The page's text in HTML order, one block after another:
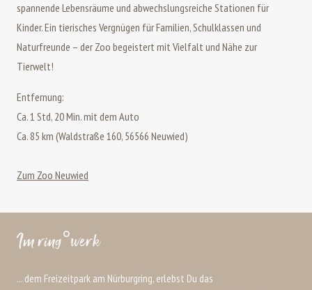
spannende Lebensräume und abwechslungsreiche Stationen für
Kinder. Ein tierisches Vergnügen für Familien, Schulklassen und
Naturfreunde – der Zoo begeistert mit Vielfalt und Nähe zur
Tierwelt!
Entfernung:
Ca. 1 Std, 20 Min. mit dem Auto
Ca. 85 km (Waldstraße 160, 56566 Neuwied)
Zum Zoo Neuwied
Im ring°werk
... dem Freizeitpark am Nürburgring, erlebst Du das